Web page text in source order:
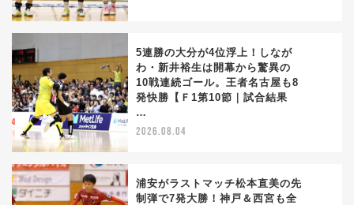
5連勝の大分が4位浮上！しなが
わ・新井裕生は開幕から驚異の
10戦連続ゴール。王者名古屋も8
発快勝【Ｆ1第10節｜試合結果
…
2026.08.04
浦安がラストマッチ松本直美の先
制弾で7発大勝！神戸＆西宮も全